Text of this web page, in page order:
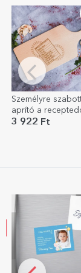
Személyre
aprító a
3 922 Ft